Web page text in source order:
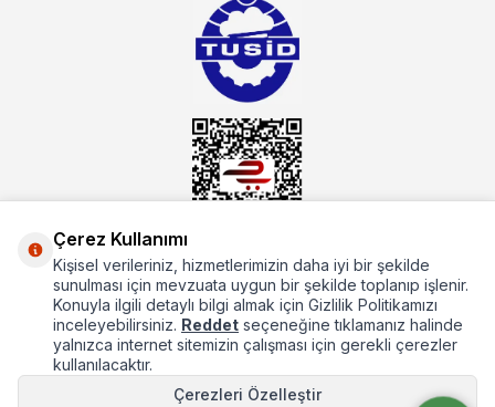
alacağınız hizmet standartların her zaman üstünde olacaktır.
Hakkımızda
Hızlı Erişim
Popüler Kategoriler
Çerez Kullanımı
Kişisel verileriniz, hizmetlerimizin daha iyi bir şekilde
sunulması için mevzuata uygun bir şekilde toplanıp işlenir.
Konuyla ilgili detaylı bilgi almak için Gizlilik Politikamızı
inceleyebilirsiniz. Reddet seçeneğine tıklamanız halinde
yalnızca internet sitemizin çalışması için gerekli çerezler
kullanılacaktır.
Çerezleri Özelleştir